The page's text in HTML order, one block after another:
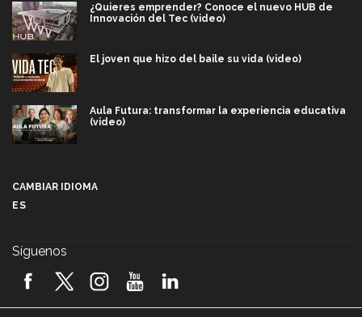
¿Quieres emprender? Conoce el nuevo HUB de
Innovación del Tec (video)
El joven que hizo del baile su vida (video)
Aula Futura: transformar la experiencia educativa
(video)
2026! (video)
CAMBIAR IDIOMA
ES
Síguenos